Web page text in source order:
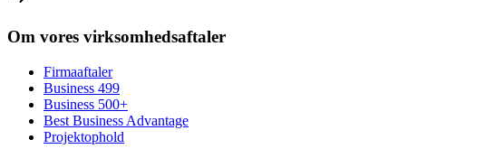
Om vores virksomhedsaftaler
Firmaaftaler
Business 499
Business 500+
Best Business Advantage
Projektophold